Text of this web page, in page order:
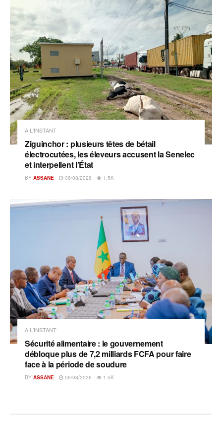
A L'INSTANT
Ziguinchor : plusieurs têtes de bétail
électrocutées, les éleveurs accusent la Senelec
et interpellent l’État
BY ASSANE 06/08/2026 1.5K
A L'INSTANT
Sécurité alimentaire : le gouvernement
débloque plus de 7,2 milliards FCFA pour faire
face à la période de soudure
BY ASSANE 06/08/2026 1.5K